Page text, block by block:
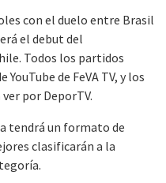
con el duelo entre Brasil
el debut del
Todos los partidos
de FeVA TV, y los
por DeporTV.
tendrá un formato de
clasificarán a la